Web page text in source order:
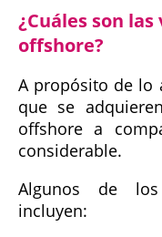
¿Cuáles son
offshore?
A propósito de lo
que se
offshore a
considerable.
Algunos de
incluyen: